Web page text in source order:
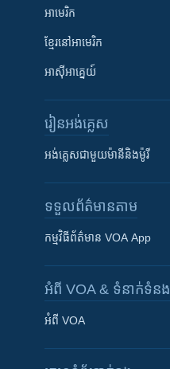
អាមេរិក
ខ្មែរ​នៅអាមេរិក
អាស៊ីអាគ្នេយ៍
រៀន​​អង់គ្លេស
អង់គ្លេស​ជាមួយ​ម៉ានី​និង​ម៉ូរី
ទទួល​ព័ត៌មាន​តាម
កម្មវិធី​ព័ត៌មាន VOA App
អំពី​ VOA & ទំនាក់ទំនង
អំពី​ VOA